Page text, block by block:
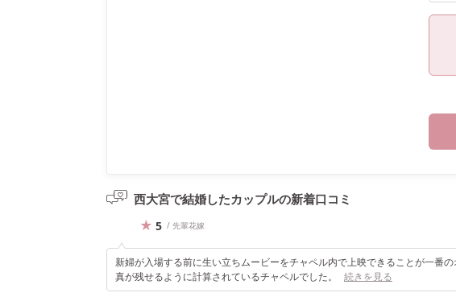
西大宮で結婚したカップルの新着口コミ
5 / 先輩花嫁
新婦が入場する前に生い立ちムービーをチャペル内で上映できることが一番
真が残せるように計算されているチャペルでした。
続きを見る